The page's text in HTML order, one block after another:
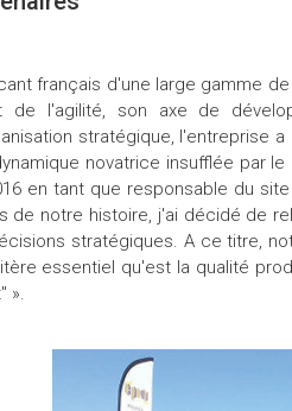
français d'une large gamme
de l'agilité, son axe de
stratégique, l'entreprise
novatrice insufflée par
en tant que responsable du
de notre histoire, j'ai décidé de
stratégiques. A ce titre,
essentiel qu'est la qualité
».